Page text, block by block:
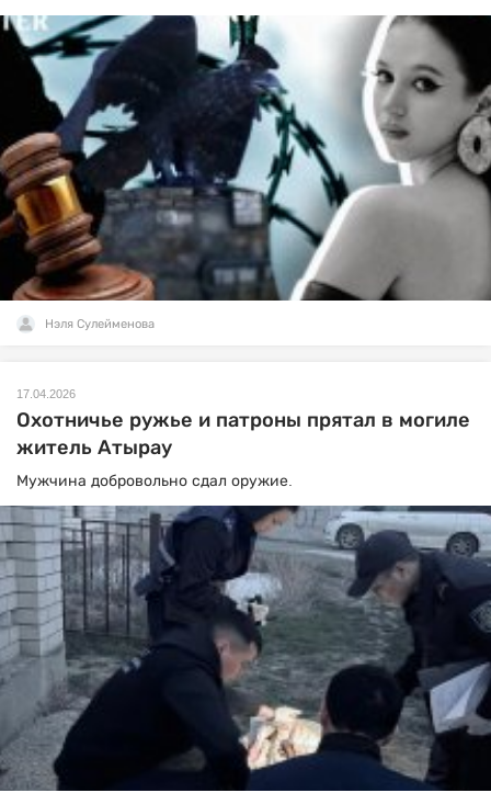
Нэля Сулейменова
17.04.2026
Охотничье ружье и патроны прятал в могиле
житель Атырау
Мужчина добровольно сдал оружие.